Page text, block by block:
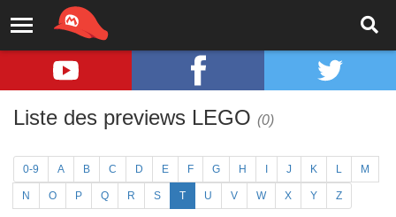
Liste des previews LEGO (0)
0-9 A B C D E F G H J K L M
N O P Q R S T U V W X Y Z